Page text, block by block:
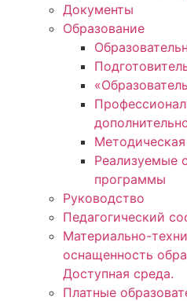
Документы
Образование
Реализуемые
программы
Руководство
Педагогический
Материально-
оснащенность
Доступная среда.
Платные